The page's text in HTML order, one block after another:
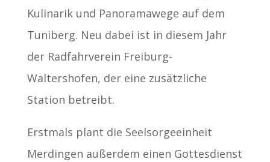
Kulinarik und Panoramawege auf dem
Tuniberg. Neu dabei ist in diesem Jahr
der Radfahrverein Freiburg-
Waltershofen, der eine zusätzliche
Station betreibt.
Erstmals plant die Seelsorgeeinheit
Merdingen außerdem einen Gottesdienst